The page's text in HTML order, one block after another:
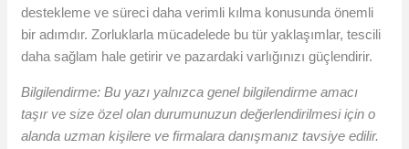
destekleme ve süreci daha verimli kılma konusunda önemli
bir adımdır. Zorluklarla mücadelede bu tür yaklaşımlar, tescili
daha sağlam hale getirir ve pazardaki varlığınızı güçlendirir.
Bilgilendirme: Bu yazı yalnızca genel bilgilendirme amacı
taşır ve size özel olan durumunuzun değerlendirilmesi için o
alanda uzman kişilere ve firmalara danışmanız tavsiye edilir.